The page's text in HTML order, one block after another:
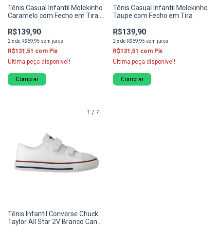
Tênis Casual Infantil Molekinho
Caramelo com Fecho em Tira e
R$139,90
2 xde R$69,95 sem juros
R$131,51 com Pix
Última peça disponível!
Comprar
Tênis Casual Infantil Molekinho
Taupe com Fecho em Tira
R$139,90
2 xde R$69,95 sem juros
R$131,51 com Pix
Última peça disponível!
Comprar
1 / 7
Tênis Infantil Converse Chuck
Taylor All Star 2V Branco Cano